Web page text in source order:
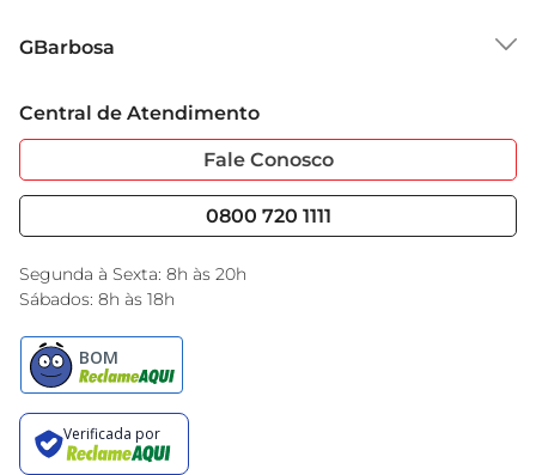
Grupo Cencosud
Sobre Privacidade
Portal do Fornecedo
Nossas Lojas
GBarbosa
Garantia Estendida
Serviços
Black Friday
Encarte do Dia
Central de Atendimento
Fale Conosco
0800 720 1111
Segunda à Sexta: 8h às 20h
Sábados: 8h às 18h